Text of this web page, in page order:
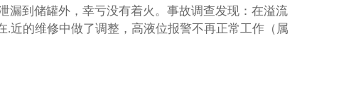
漏到储罐外，幸亏没有着火。事故调查发现：在溢流
近的维修中做了调整，高液位报警不再正常工作（属